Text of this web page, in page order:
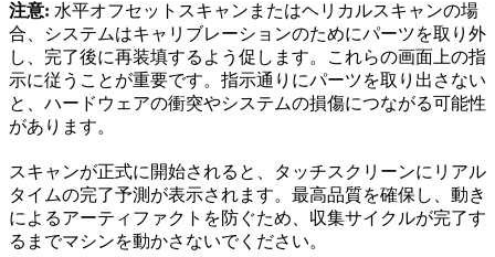
注意: 水平オフセットスキャンまたはヘリカルスキャンの場
合、システムはキャリブレーションのためにパーツを取り外
し、完了後に再装填するよう促します。これらの画面上の指
示に従うことが重要です。指示通りにパーツを取り出さない
と、ハードウェアの衝突やシステムの損傷につながる可能性
があります。
スキャンが正式に開始されると、タッチスクリーンにリアル
タイムの完了予測が表示されます。最高品質を確保し、動き
によるアーティファクトを防ぐため、収集サイクルが完了す
るまでマシンを動かさないでください。